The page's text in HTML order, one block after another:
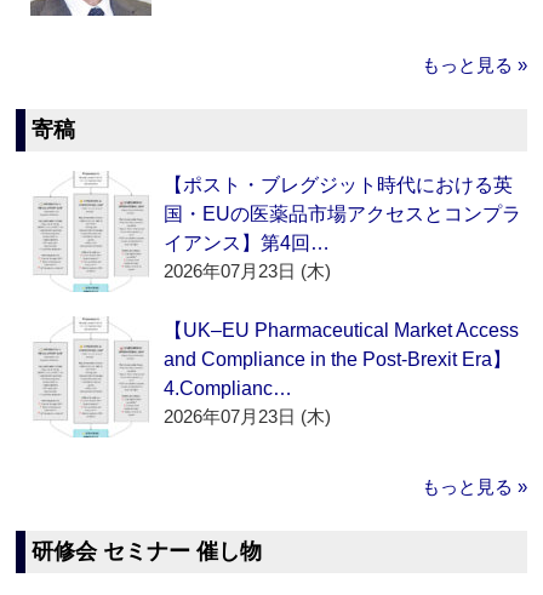
もっと見る »
寄稿
【ポスト・ブレグジット時代における英
国・EUの医薬品市場アクセスとコンプラ
イアンス】第4回…
2026年07月23日 (木)
【UK–EU Pharmaceutical Market Access
and Compliance in the Post-Brexit Era】
4.Complianc…
2026年07月23日 (木)
もっと見る »
研修会 セミナー 催し物